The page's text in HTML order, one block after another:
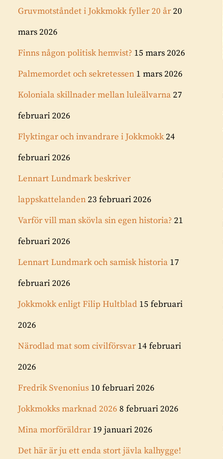
Gruvmotståndet i Jokkmokk fyller 20 år20
mars 2026
Finns någon politisk hemvist? 15 mars 2026
Palmemordet och sekretessen 1 mars 2026
Koloniala skillnader mellan luleälvarna27
februari 2026
Flyktingar och invandrare i Jokkmokk24
februari 2026
Lennart Lundmark beskriver
lappskattelanden23 februari 2026
Varför vill man skövla sin egen historia? 21
februari 2026
Lennart Lundmark och samisk historia 17
februari 2026
Jokkmokk enligt Filip Hultblad 15 februari
2026
Närodlad mat som civilförsvar 14 februari
2026
Fredrik Svenonius 10 februari 2026
Jokkmokks marknad 2026 8 februari 2026
Mina morföräldrar 19 januari 2026
Det här är ju ett enda stort jävla kalhygge!